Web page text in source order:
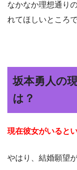
なかなか理想通り
れてほしいところ
坂本勇人の
は？
現在彼女がいると
やはり、結婚願望